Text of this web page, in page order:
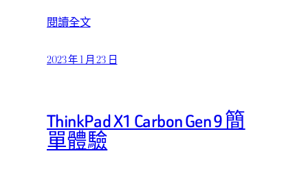
閱讀全文
2023 年 1 月 23 日
ThinkPad X1 Carbon Gen 9 簡
單體驗